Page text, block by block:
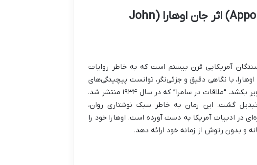
“ملاقات در سامرا” (Appointment in Samarra) اثر جان اوهارا (John
نویسندگان آمریکایی قرن بیستم است که به خاطر روایات
با نگاهی دقیق و جزئی‌نگر، توانست پیچیدگی‌های
روابط انسانی و تأثیر طبقه اجتماعی بر سرنوشت افراد را به تصویر بکشد. “ملاقات در سامرا” که در سال ۱۹۳۴ منتشر شد،
گشت. این رمان به خاطر سبک نوشتاری روان،
در ادبیات آمریکا به دست آورده است. اوهارا خود را
و بدون رتوش از زمانه خود ارائه دهد.